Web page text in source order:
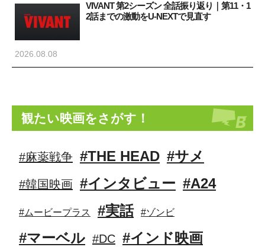
VIVANT 第2シーズン 全話振り返り｜第11・1
2話までの激動をU-NEXTで見直す
2026.08.08
観たい映画をさがす！
#麻薬戦争 #THE HEAD #サメ
#韓国映画 #インタビュー #A24
#ムービープラス #実話 #ゾンビ
#マーベル #DC #インド映画